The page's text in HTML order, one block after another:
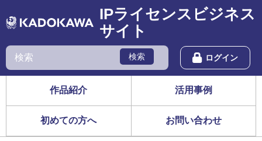
IPライセンスビジネス
サイト
検索 ログイン
作品紹介 活用事例
初めての方へ お問い合わせ